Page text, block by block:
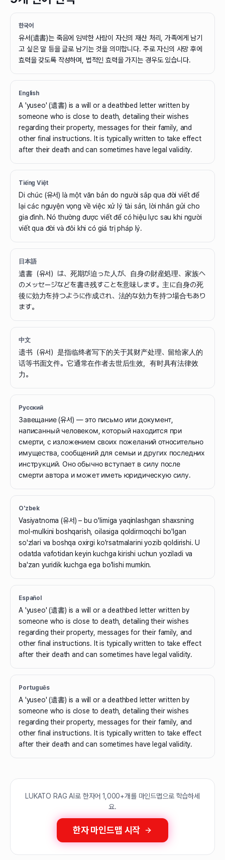
한국어
유서(遺書)는 죽음에 임박한 사람이 자신의 재산 처리, 가족에게 남기
고 싶은 말 등을 글로 남기는 것을 의미합니다. 주로 자신의 사망 후에
효력을 갖도록 작성하며, 법적인 효력을 가지는 경우도 있습니다.
English
A 'yuseo' (遺書) is a will or a deathbed letter written by
someone who is close to death, detailing their wishes
regarding their property, messages for their family, and
other final instructions. It is typically written to take effect
after their death and can sometimes have legal validity.
Tiếng Việt
Di chúc (유서) là một văn bản do người sắp qua đời viết để
lại các nguyện vọng về việc xử lý tài sản, lời nhắn gửi cho
gia đình. Nó thường được viết để có hiệu lực sau khi người
viết qua đời và đôi khi có giá trị pháp lý.
日本語
遺書（유서）は、死期が迫った人が、自身の財産処理、家族へ
のメッセージなどを書き残すことを意味します。主に自身の死
後に効力を持つように作成され、法的な効力を持つ場合もあり
ます。
中文
遗书（유서）是指临终者写下的关于其财产处理、留给家人的
话等书面文件。它通常在作者去世后生效，有时具有法律效
力。
Русский
Завещание (유서) — это письмо или документ,
написанный человеком, который находится при
смерти, с изложением своих пожеланий относительно
имущества, сообщений для семьи и других последних
инструкций. Оно обычно вступает в силу после
смерти автора и может иметь юридическую силу.
O'zbek
Vasiyatnoma (유서) – bu o'limiga yaqinlashgan shaxsning
mol-mulkini boshqarish, oilasiga qoldirmoqchi bo'lgan
so'zlari va boshqa oxirgi ko'rsatmalarini yozib qoldirishi. U
odatda vafotidan keyin kuchga kirishi uchun yoziladi va
ba'zan yuridik kuchga ega bo'lishi mumkin.
Español
A 'yuseo' (遺書) is a will or a deathbed letter written by
someone who is close to death, detailing their wishes
regarding their property, messages for their family, and
other final instructions. It is typically written to take effect
after their death and can sometimes have legal validity.
Português
A 'yuseo' (遺書) is a will or a deathbed letter written by
someone who is close to death, detailing their wishes
regarding their property, messages for their family, and
other final instructions. It is typically written to take effect
after their death and can sometimes have legal validity.
LUKATO RAG AI로 한자어 1,000+개를 마인드맵으로 학습하세
요.
한자 마인드맵 시작